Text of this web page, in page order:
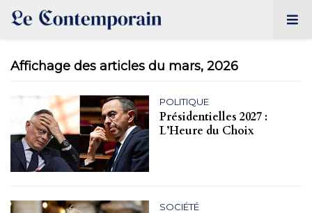
Affichage des articles du mars, 2026
POLITIQUE
Présidentielles 2027 :
L’Heure du Choix
SOCIÉTÉ